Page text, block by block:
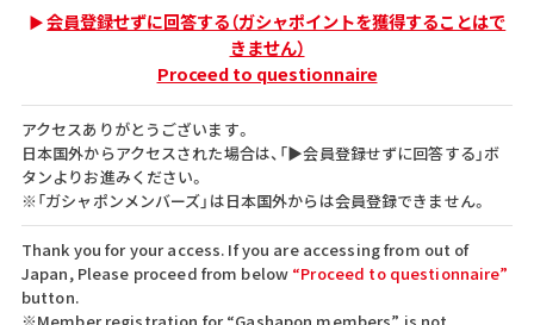
会員登録せずに回答する（ガシャポイントを獲得することはで
きません）
Proceed to questionnaire
アクセスありがとうございます。
日本国外からアクセスされた場合は、「▶会員登録せずに回答する」ボ
タンよりお進みください。
※「ガシャポンメンバーズ」は日本国外からは会員登録できません。
Thank you for your access. If you are accessing from out of
Japan, Please proceed from below “Proceed to questionnaire”
button.